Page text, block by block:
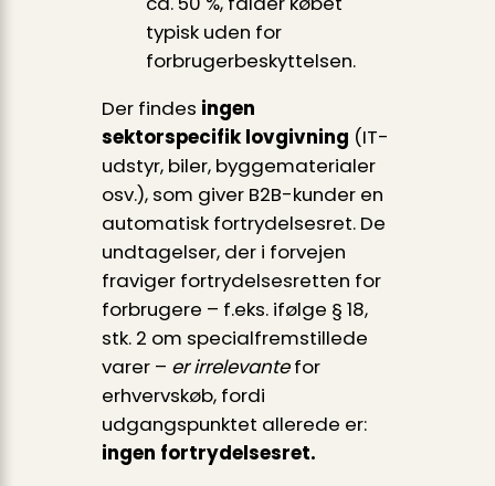
typisk uden for
forbrugerbeskyttelsen.
Der findes ingen
sektorspecifik lovgivning (IT-
udstyr, biler, byggematerialer
osv.), som giver B2B-kunder en
automatisk fortrydelsesret. De
undtagelser, der i forvejen
fraviger fortrydelsesretten for
forbrugere – f.eks. ifølge § 18,
stk. 2 om specialfremstillede
varer – er irrelevantefor
erhvervskøb, fordi
udgangspunktet allerede er:
ingen fortrydelsesret.